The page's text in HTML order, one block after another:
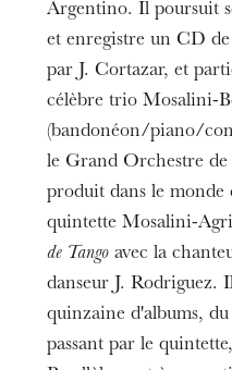
Argentino. Il poursuit
et enregistre un CD
par J. Cortazar, et
célèbre trio Mosalini-
(bandonéon/piano/
le Grand Orchestre de
produit dans le monde
quintette Mosalini-
de Tango avec la
danseur J. Rodriguez.
quinzaine d'albums,
passant par le